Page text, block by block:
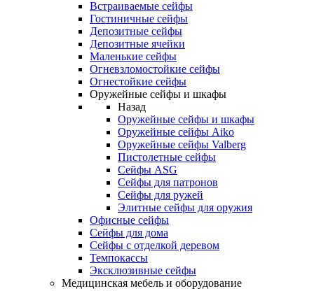
Встраиваемые сейфы
Гостиничные сейфы
Депозитные сейфы
Депозитные ячейки
Маленькие сейфы
Огневзломостойкие сейфы
Огнестойкие сейфы
Оружейные сейфы и шкафы
Назад
Оружейные сейфы и шкафы
Оружейные сейфы Aiko
Оружейные сейфы Valberg
Пистолетные сейфы
Сейфы ASG
Сейфы для патронов
Сейфы для ружей
Элитные сейфы для оружия
Офисные сейфы
Сейфы для дома
Сейфы с отделкой деревом
Темпокассы
Эксклюзивные сейфы
Медицинская мебель и оборудование